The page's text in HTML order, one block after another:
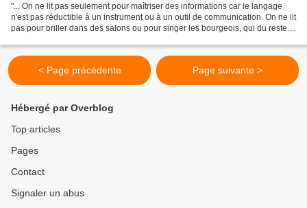
"... On ne lit pas seulement pour maîtriser des informations car le langage
n'est pas réductible à un instrument ou à un outil de communication. On ne lit
pas pour briller dans des salons ou pour singer les bourgeois, qui du reste
< Page précédente Page suivante >
Hébergé par Overblog
Top articles
Pages
Contact
Signaler un abus